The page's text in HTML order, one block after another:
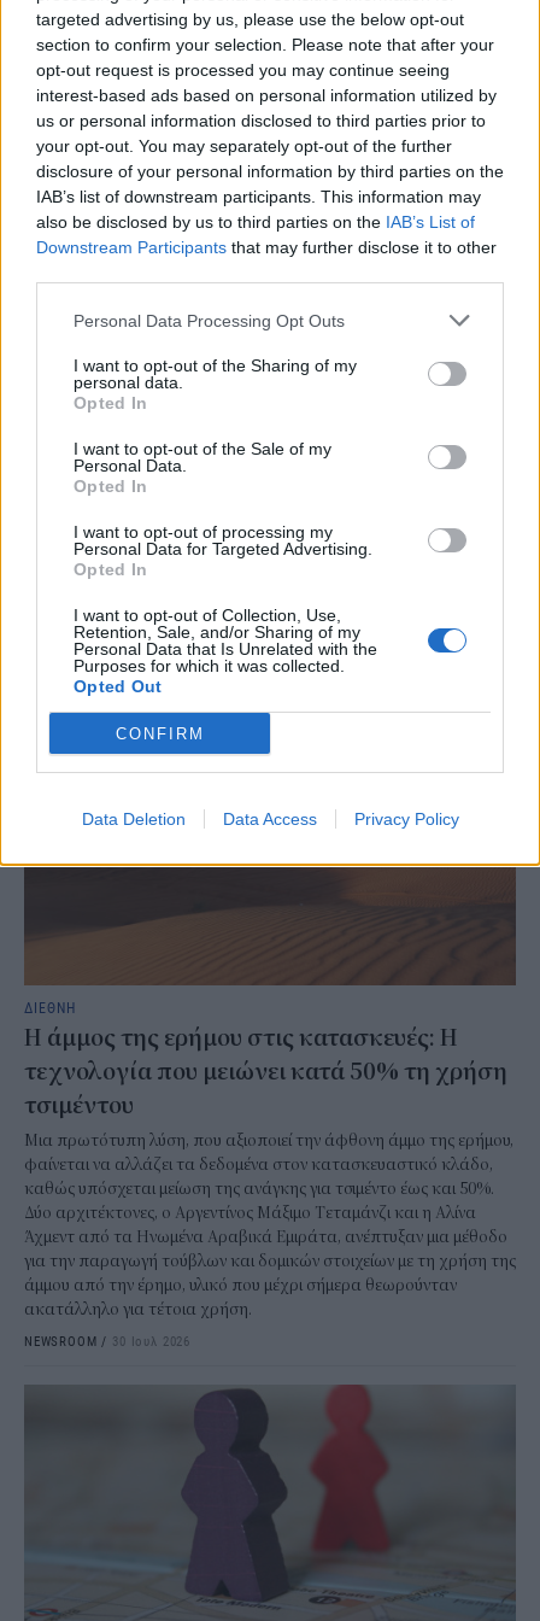
targeted advertising by us, please use the below opt-out
section to confirm your selection. Please note that after your
opt-out request is processed you may continue seeing
interest-based ads based on personal information utilized by
us or personal information disclosed to third parties prior to
your opt-out. You may separately opt-out of the further
disclosure of your personal information by third parties on the
IAB’s list of downstream participants. This information may
also be disclosed by us to third parties on the IAB’s List of
Downstream Participants that may further disclose it to other
Personal Data Processing Opt Outs
I want to opt-out of the Sharing of my
personal data.
Opted In
I want to opt-out of the Sale of my
Personal Data.
Opted In
I want to opt-out of processing my
Personal Data for Targeted Advertising.
Opted In
I want to opt-out of Collection, Use,
Retention, Sale, and/or Sharing of my
Personal Data that Is Unrelated with the
Purposes for which it was collected.
Opted Out
CONFIRM
Data Deletion Data Access Privacy Policy
ΔΙΕΘΝΗ
Η ακριβή πλευρά της AI: Επιπλέον 375
δολάρια τον χρόνο για κάθε νοικοκυριό στις
Μπορεί η τεχνητή νοημοσύνη και οι σημαντικές τεχνολογικές
καινοτομίες που τη συνοδεύουν να έχουν τη δυνατότητα να
κάθε χώρας, δημιουργώντας μεγάλες επενδυτικές ευκαιρίες, νέες
θέσεις εργασίας, ακόμη και ολόκληρες βιομηχανίες, ωστόσο πριν
γίνουν ορατά τα μακροπρόθεσμα οφέλη της, η επενδυτική έκρηξη
γύρω από αυτή αρχίζει να έχει ένα άμεσο και λιγότερο ευχάριστο
αποτέλεσμα: υψηλότερες τιμές για τους καταναλωτές.
NEWSROOM/30 Ιουλ 2026
ΔΙΕΘΝΗ
Η άμμος της ερήμου στις κατασκευές: Η
τεχνολογία που μειώνει κατά 50% τη χρήση
τσιμέντου
Μια πρωτότυπη λύση, που αξιοποιεί την άφθονη άμμο της ερήμου,
φαίνεται να αλλάζει τα δεδομένα στον κατασκευαστικό κλάδο,
καθώς υπόσχεται μείωση της ανάγκης για τσιμέντο έως και 50%.
Δύο αρχιτέκτονες, ο Αργεντίνος Μάξιμο Τεταμάνζι και η Αλίνα
Άχμεντ από τα Ηνωμένα Αραβικά Εμιράτα, ανέπτυξαν μια μέθοδο
για την παραγωγή τούβλων και δομικών στοιχείων με τη χρήση της
άμμου από την έρημο, υλικό που μέχρι σήμερα θεωρούνταν
ακατάλληλο για τέτοια χρήση.
NEWSROOM / 30 Ιουλ 2026